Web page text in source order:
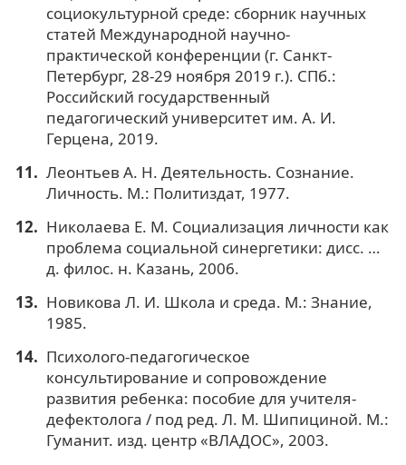
социокультурной среде: сборник научных
статей Международной научно-
практической конференции (г. Санкт-
Петербург, 28-29 ноября 2019 г.). СПб.:
Российский государственный
педагогический университет им. А. И.
Герцена, 2019.
Леонтьев А. Н. Деятельность. Сознание.
Личность. М.: Политиздат, 1977.
Николаева Е. М. Социализация личности как
проблема социальной синергетики: дисс. …
д. филос. н. Казань, 2006.
Новикова Л. И. Школа и среда. М.: Знание,
1985.
Психолого-педагогическое
консультирование и сопровождение
развития ребенка: пособие для учителя-
дефектолога / под ред. Л. М. Шипициной. М.:
Гуманит. изд. центр «ВЛАДОС», 2003.